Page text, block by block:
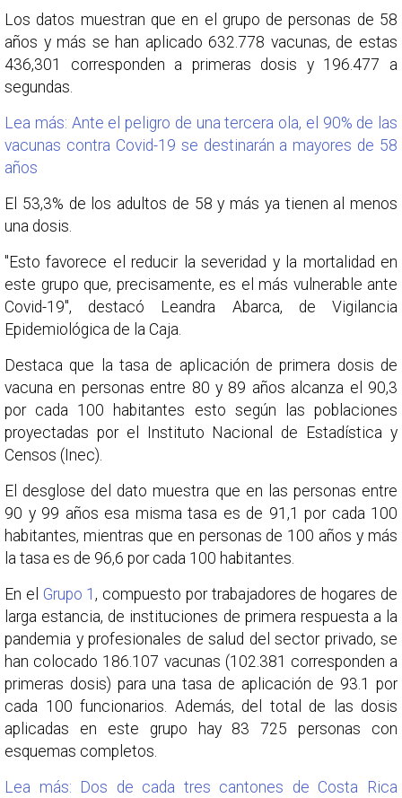
Los datos muestran que en el grupo de personas de 58
años y más se han aplicado 632.778 vacunas, de estas
436,301 corresponden a primeras dosis y 196.477 a
segundas.
Lea más: Ante el peligro de una tercera ola, el 90% de las
vacunas contra Covid-19 se destinarán a mayores de 58
años
El 53,3% de los adultos de 58 y más ya tienen al menos
una dosis.
"Esto favorece el reducir la severidad y la mortalidad en
este grupo que, precisamente, es el más vulnerable ante
Covid-19", destacó Leandra Abarca, de Vigilancia
Epidemiológica de la Caja.
Destaca que la tasa de aplicación de primera dosis de
vacuna en personas entre 80 y 89 años alcanza el 90,3
por cada 100 habitantes esto según las poblaciones
proyectadas por el Instituto Nacional de Estadística y
Censos (Inec).
El desglose del dato muestra que en las personas entre
90 y 99 años esa misma tasa es de 91,1 por cada 100
habitantes, mientras que en personas de 100 años y más
la tasa es de 96,6 por cada 100 habitantes.
En el Grupo 1, compuesto por trabajadores de hogares de
larga estancia, de instituciones de primera respuesta a la
pandemia y profesionales de salud del sector privado, se
han colocado 186.107 vacunas (102.381 corresponden a
primeras dosis) para una tasa de aplicación de 93.1 por
cada 100 funcionarios. Además, del total de las dosis
aplicadas en este grupo hay 83 725 personas con
esquemas completos.
Lea más: Dos de cada tres cantones de Costa Rica